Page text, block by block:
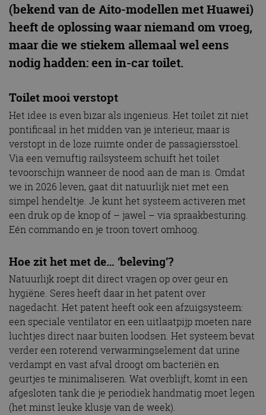
(bekend van de Aito-modellen met Huawei)
heeft de oplossing waar niemand om vroeg,
maar die we stiekem allemaal wel eens
nodig hadden: een in-car toilet.
Toilet mooi verstopt
Het idee is even bizar als ingenieus. Het toilet zit niet
pontificaal in het midden van je interieur, maar is
verstopt in de loze ruimte onder de passagiersstoel.
Via een vernuftig railsysteem schuift het toilet
tevoorschijn wanneer de nood aan de man is. Omdat
we in 2026 leven, gaat dit natuurlijk niet met een
simpel hendeltje. Je kunt het systeem activeren met
een druk op de knop of – jawel – via spraakbesturing.
Eén commando en je troon tovert omhoog.
Hoe zit het met de… ‘beleving’?
Natuurlijk roept dit direct vragen op over geur en
hygiëne. Seres heeft daar in het patent over
nagedacht. Het patent heeft ook een afzuigsysteem:
een speciale ventilator en een uitlaatpijp moeten nare
luchtjes direct naar buiten loodsen. Het systeem bevat
verder een roterend verwarmingselement dat urine
verdampt en vast afval droogt om bacteriën en
geurtjes te minimaliseren. Wat overblijft, komt in een
afgesloten tank die je periodiek handmatig moet legen
(het minst leuke klusje van de week).